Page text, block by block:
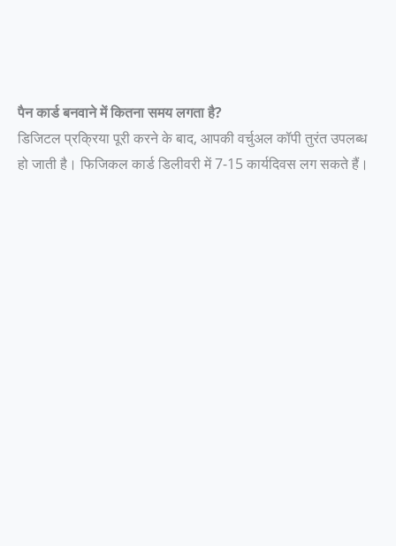
पैन कार्ड बनवाने में कितना समय लगता है?
डिजिटल प्रक्रिया पूरी करने के बाद, आपकी वर्चुअल कॉपी तुरंत उपलब्ध
हो जाती है। फिजिकल कार्ड डिलीवरी में 7-15 कार्यदिवस लग सकते हैं।